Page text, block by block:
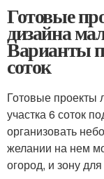
Готовые
дизайна
Варианты
соток
Готовые проекты
участка 6 соток
организовать
желании на нем
огород, и зону